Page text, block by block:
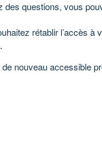
des questions, vous
rétablir l’accès à
.
nouveau accessible